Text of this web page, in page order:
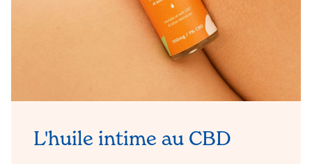
L'huile intime au CBD